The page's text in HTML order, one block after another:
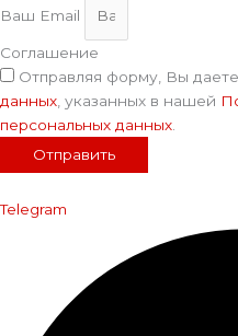
Ваш Email
Соглашение
Отправляя форму, Вы
данных , указанных в нашей
персональных данных
Отправить
Telegram